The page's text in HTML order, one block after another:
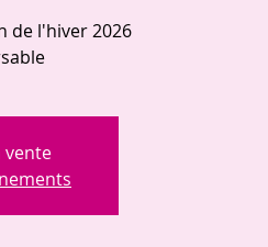
de l'hiver 2026
vente